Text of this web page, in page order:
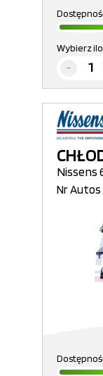
Wybierz
Nissens
Nr Autos